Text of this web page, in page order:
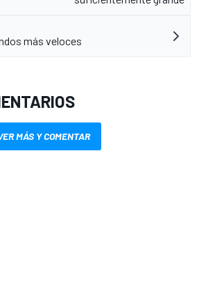
más veloces
MÁS Y COMENTAR